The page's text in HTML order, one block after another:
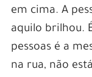
em cima. A
aquilo brilhou.
pessoas é a
na rua, não